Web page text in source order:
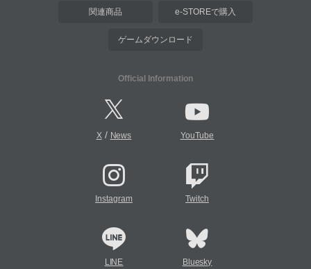
関連商品 e-STOREで購入
ゲームダウンロード
Official Information
X/ News YouTube
Instagram Twitch
LINE Bluesky